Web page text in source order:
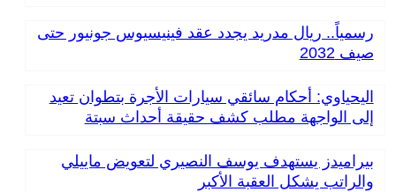
رسمياً.. ريال مدريد يجدد عقد فينيسيوس جونيور حتى
صيف 2032
اليحياوي: أحكام سائقي سيارات الأجرة بتطوان تعيد
إلى الواجهة مطلب كشف حقيقة أحداث سبتة
بيراميدز يستهدف يوسف النصيري لتعويض ماييلي
والراتب يشكل العقبة الأكبر